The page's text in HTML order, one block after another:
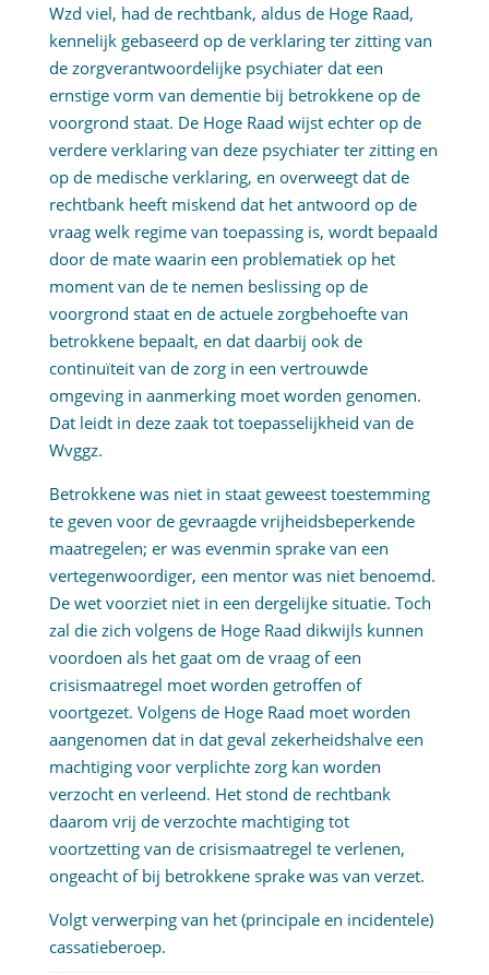
Wzd viel, had de rechtbank, aldus de Hoge Raad,
kennelijk gebaseerd op de verklaring ter zitting van
de zorgverantwoordelijke psychiater dat een
ernstige vorm van dementie bij betrokkene op de
voorgrond staat. De Hoge Raad wijst echter op de
verdere verklaring van deze psychiater ter zitting en
op de medische verklaring, en overweegt dat de
rechtbank heeft miskend dat het antwoord op de
vraag welk regime van toepassing is, wordt bepaald
door de mate waarin een problematiek op het
moment van de te nemen beslissing op de
voorgrond staat en de actuele zorgbehoefte van
betrokkene bepaalt, en dat daarbij ook de
continuïteit van de zorg in een vertrouwde
omgeving in aanmerking moet worden genomen.
Dat leidt in deze zaak tot toepasselijkheid van de
Wvggz.
Betrokkene was niet in staat geweest toestemming
te geven voor de gevraagde vrijheidsbeperkende
maatregelen; er was evenmin sprake van een
vertegenwoordiger, een mentor was niet benoemd.
De wet voorziet niet in een dergelijke situatie. Toch
zal die zich volgens de Hoge Raad dikwijls kunnen
voordoen als het gaat om de vraag of een
crisismaatregel moet worden getroffen of
voortgezet. Volgens de Hoge Raad moet worden
aangenomen dat in dat geval zekerheidshalve een
machtiging voor verplichte zorg kan worden
verzocht en verleend. Het stond de rechtbank
daarom vrij de verzochte machtiging tot
voortzetting van de crisismaatregel te verlenen,
ongeacht of bij betrokkene sprake was van verzet.
Volgt verwerping van het (principale en incidentele)
cassatieberoep.